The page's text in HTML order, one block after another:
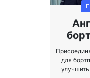
для